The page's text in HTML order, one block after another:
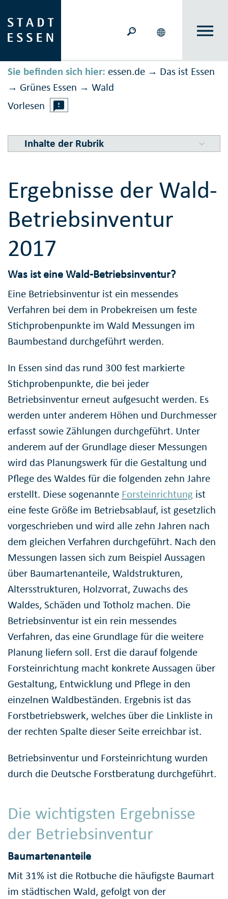
Sie befinden sich hier: essen.de → Das ist Essen
→ Grünes Essen → Wald
Vorlesen
Inhalte der Rubrik
Ergebnisse der Wald-
Betriebsinventur
2017
Was ist eine Wald-Betriebsinventur?
Eine Betriebsinventur ist ein messendes
Verfahren bei dem in Probekreisen um feste
Stichprobenpunkte im Wald Messungen im
Baumbestand durchgeführt werden.
In Essen sind das rund 300 fest markierte
Stichprobenpunkte, die bei jeder
Betriebsinventur erneut aufgesucht werden. Es
werden unter anderem Höhen und Durchmesser
erfasst sowie Zählungen durchgeführt. Unter
anderem auf der Grundlage dieser Messungen
wird das Planungswerk für die Gestaltung und
Pflege des Waldes für die folgenden zehn Jahre
erstellt. Diese sogenannte Forsteinrichtung ist
eine feste Größe im Betriebsablauf, ist gesetzlich
vorgeschrieben und wird alle zehn Jahren nach
dem gleichen Verfahren durchgeführt. Nach den
Messungen lassen sich zum Beispiel Aussagen
über Baumartenanteile, Waldstrukturen,
Altersstrukturen, Holzvorrat, Zuwachs des
Waldes, Schäden und Totholz machen. Die
Betriebsinventur ist ein rein messendes
Verfahren, das eine Grundlage für die weitere
Planung liefern soll. Erst die darauf folgende
Forsteinrichtung macht konkrete Aussagen über
Gestaltung, Entwicklung und Pflege in den
einzelnen Waldbeständen. Ergebnis ist das
Forstbetriebswerk, welches über die Linkliste in
der rechten Spalte dieser Seite erreichbar ist.
Betriebsinventur und Forsteinrichtung wurden
durch die Deutsche Forstberatung durchgeführt.
Die wichtigsten Ergebnisse
der Betriebsinventur
Baumartenanteile
Mit 31% ist die Rotbuche die häufigste Baumart
im städtischen Wald, gefolgt von der